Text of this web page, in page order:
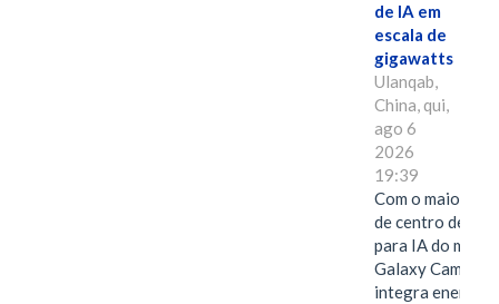
de IA em
escala de
gigawatts
Ulanqab,
China, qui,
ago 6
2026
19:39
Com o maior
de centro de
para IA do
Galaxy Campus
integra energia